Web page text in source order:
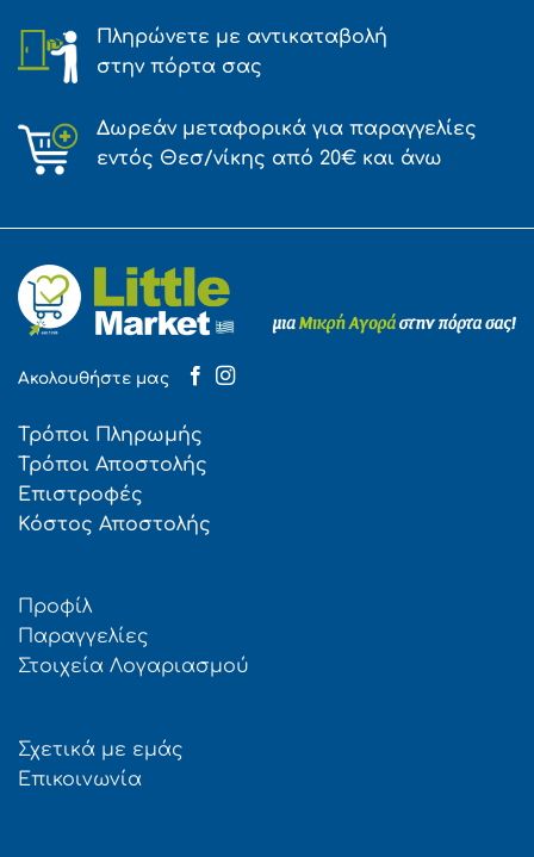
Πληρώνετε με αντικαταβολή
στην πόρτα σας
Δωρεάν μεταφορικά για παραγγελίες
εντός Θεσ/νίκης από 20€ και άνω
Ακολουθήστε μας
Τρόποι Πληρωμής
Τρόποι Αποστολής
Επιστροφές
Κόστος Αποστολής
Προφίλ
Παραγγελίες
Στοιχεία Λογαριασμού
Σχετικά με εμάς
Επικοινωνία